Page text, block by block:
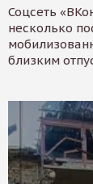
Соцсеть
несколько
близким